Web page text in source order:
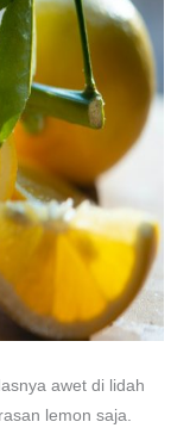
awet di lidah
lemon saja.